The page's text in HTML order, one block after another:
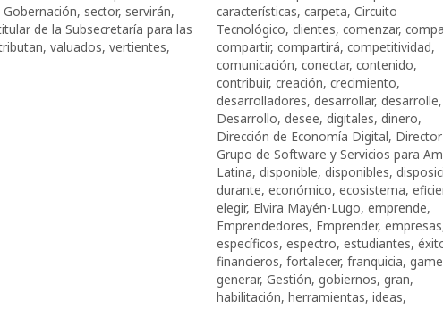
, sector, servirán,
de la Subsecretaría para las
, valuados, vertientes,
características, carpeta, Circuito
Tecnológico, clientes, comenzar,
compartir, compartirá, competitividad,
comunicación, conectar, contenido,
contribuir, creación, crecimiento,
desarrolladores, desarrollar, desarrolle,
Desarrollo, desee, digitales, dinero,
Dirección de Economía Digital,
Grupo de Software y Servicios para
Latina, disponible, disponibles,
durante, económico, ecosistema,
elegir, Elvira Mayén-Lugo, emprende,
Emprendedores, Emprender, empresas
específicos, espectro, estudiantes,
financieros, fortalecer, franquicia,
generar, Gestión, gobiernos, gran,
habilitación, herramientas, ideas,